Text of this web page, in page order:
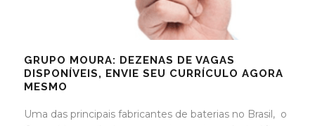
GRUPO MOURA: DEZENAS DE VAGAS
DISPONÍVEIS, ENVIE SEU CURRÍCULO AGORA
MESMO
Uma das principais fabricantes de baterias no Brasil, o